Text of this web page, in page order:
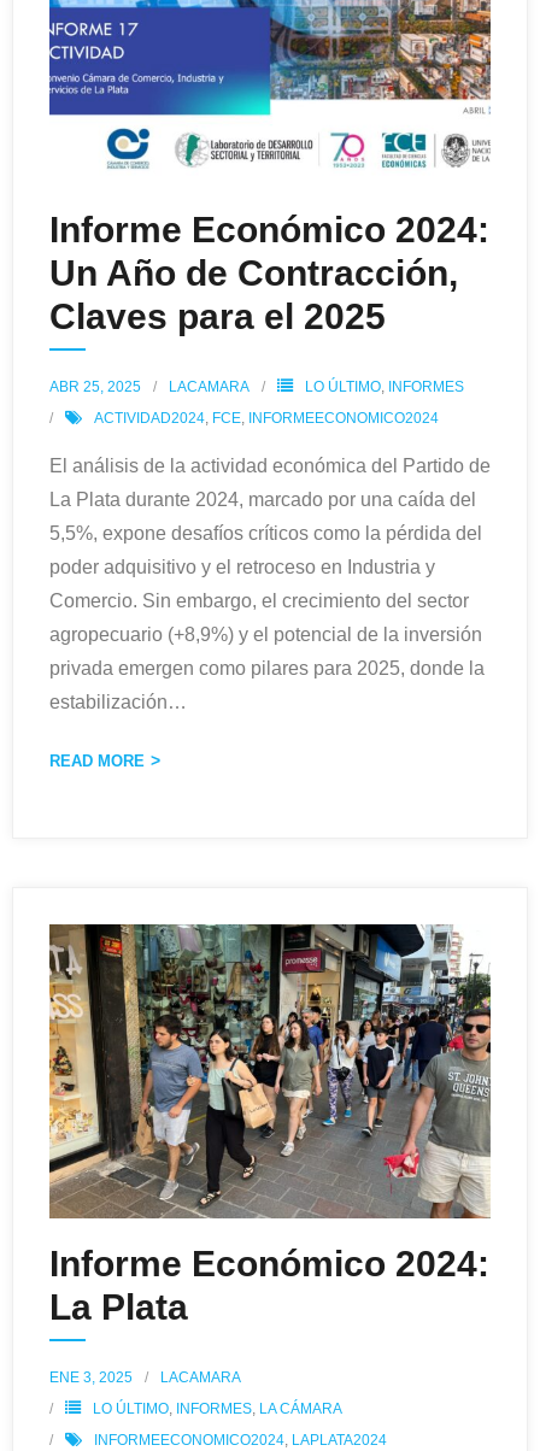
Informe Económico 2024:
Un Año de Contracción,
Claves para el 2025
ABR 25, 2025 LACAMARA LO ÚLTIMO, INFORMES
ACTIVIDAD2024, FCE, INFORMEECONOMICO2024
El análisis de la actividad económica del Partido de
La Plata durante 2024, marcado por una caída del
5,5%, expone desafíos críticos como la pérdida del
poder adquisitivo y el retroceso en Industria y
Comercio. Sin embargo, el crecimiento del sector
agropecuario (+8,9%) y el potencial de la inversión
privada emergen como pilares para 2025, donde la
estabilización…
READ MORE
Informe Económico 2024:
La Plata
ENE 3, 2025
LACAMARA
LO ÚLTIMO, INFORMES, LA CÁMARA
INFORMEECONOMICO2024, LAPLATA2024